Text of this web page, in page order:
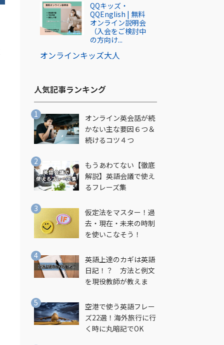
オンラインキッズ大人
QQキッズ・
QQEnglish | 無料
オンライン説明会
（入会をご検討中
の方向け...
人気記事ランキング​
オンライン英会話が続
かない主な要因６つ＆
続けるコツ４つ
もうあわてない【徹底
解説】英語会議で使え
るフレーズ集
仮定法をマスター！過
去・現在・未来の時制
を使いこなそう！
英語上達のカギは英語
日記！？ 方法と例文
を現役教師が教えま
空港で使う英語フレー
ズ22選！海外旅行に行
く時に丸暗記でOK